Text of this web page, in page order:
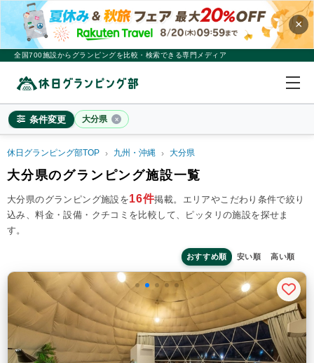
×
全国700施設からグランピングを比較・検索できる専門メディア
条件変更 大分県
2 × 1 室
料金目安 ※4名利用時の1名最安値
ペット連れ
施設タイプ
ドームテント コットンテント コテージ・ロッジ
バンガロー・キャビン 1組限定貸切
特徴・アクティビティ
BBQ サウナ・テントサウナ 焚火・キャンプファイヤー 手持ち花火
温泉 プール 海水浴 ドッグラン 駅から徒歩15分以内
休日グランピング部TOP 九州・沖縄 大分県
大分県のグランピング施設一覧
大分県のグランピング施設を16件掲載。 エリアやこだわり条件で絞り
込み、料金・設備・クチコミを比較して、ピッタリの施設を探せま
す。
おすすめ順 安い順 高い順